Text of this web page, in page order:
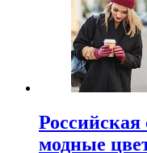
Российская
модные